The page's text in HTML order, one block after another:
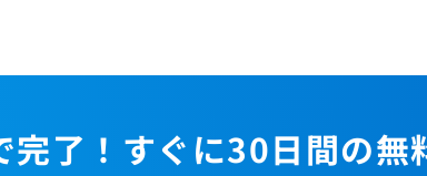
了！すぐに30日間の無